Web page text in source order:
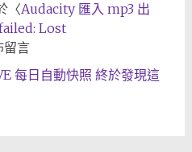
〈Audacity 匯入 mp3 出
Lost
留言
每日自動快照 終於發現這